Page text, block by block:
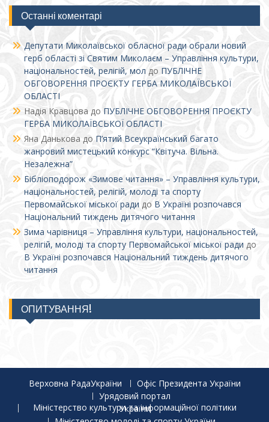
Останні коментарі
Депутати Миколаївської обласної ради обрали новий
герб області зі Святим Миколаєм – Управління культури,
національностей, релігій, мол до ПУБЛІЧНЕ
ОБГОВОРЕННЯ ПРОЄКТУ ГЕРБА МИКОЛАЇВСЬКОЇ
ОБЛАСТІ
Надія Кравцова до ПУБЛІЧНЕ ОБГОВОРЕННЯ ПРОЄКТУ
ГЕРБА МИКОЛАЇВСЬКОЇ ОБЛАСТІ
Яна Данькова доП’ятий Всеукраїнський багато
жанровий мистецький конкурс “Квітуча. Вільна.
Незалежна”
Бібліоподорож «Зимове читання» – Управління культури,
національностей, релігій, молоді та спорту
Первомайської міської ради до В Україні розпочався
Національний тиждень дитячого читання
Зима чарівниця – Управління культури, національностей,
релігій, молоді та спорту Первомайської міської ради до
В Україні розпочався Національний тиждень дитячого
читання
ОПИТУВАННЯ!
Верховна РадаУкраїни
Офіс Президента України
Урядовий портал
Міністерство культури та інформаційної політики України